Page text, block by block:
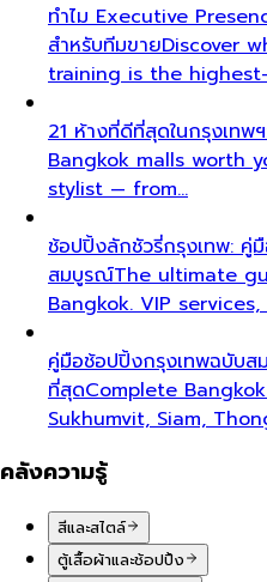
ทำไม Executive
สำหรับทีมขายDiscover
training is the
21 ห้างที่ดีที่สุดในกรุงเท
Bangkok malls worth
stylist — from…
ช้อปปิ้งลักชัวรี่กรุงเทพ: คู่
สมบูรณ์The ultimate
Bangkok. VIP
คู่มือช้อปปิ้งกรุงเทพฉบับ
ที่สุดComplete
Sukhumvit, Siam,
คลังความรู้
สีและสไตล์
ตู้เสื้อผ้าและช้อปปิ้ง